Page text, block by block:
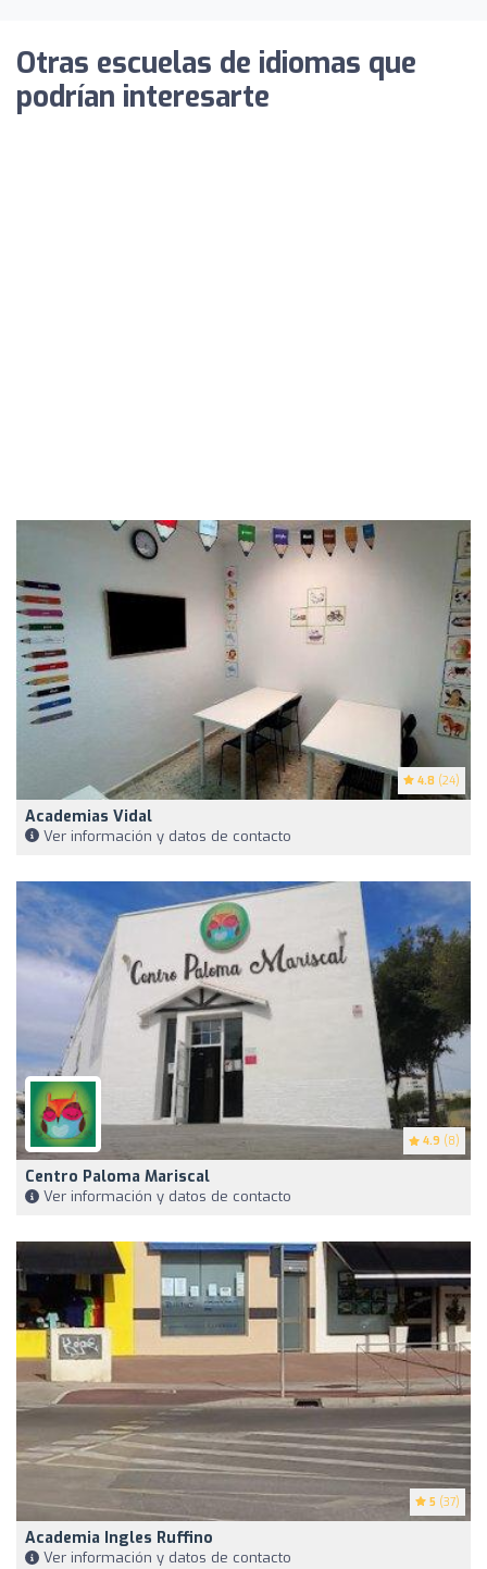
Otras escuelas de idiomas que
podrían interesarte
4.8 (24)
Academias Vidal
Ver información y datos de contacto
4.9 (8)
Centro Paloma Mariscal
Ver información y datos de contacto
5 (37)
Academia Ingles Ruffino
Ver información y datos de contacto